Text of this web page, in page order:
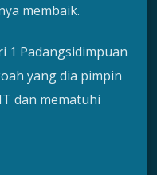
membaik.
1 Padangsidimpuan
yang dia pimpin
dan mematuhi